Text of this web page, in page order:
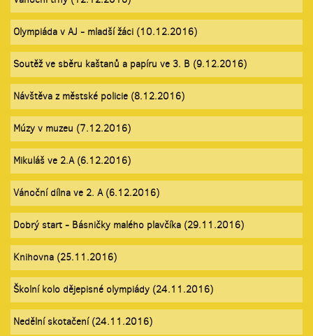
Olympiáda v AJ - mladší žáci (10.12.2016)
Soutěž ve sběru kaštanů a papíru ve 3. B (9.12.2016)
Návštěva z městské policie (8.12.2016)
Múzy v muzeu (7.12.2016)
Mikuláš ve 2.A (6.12.2016)
Vánoční dílna ve 2. A (6.12.2016)
Dobrý start - Básničky malého plavčíka (29.11.2016)
Knihovna (25.11.2016)
Školní kolo dějepisné olympiády (24.11.2016)
Nedělní skotačení (24.11.2016)